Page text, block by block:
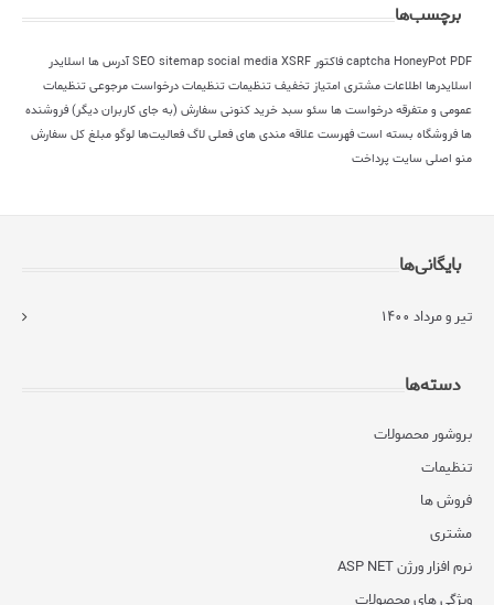
برچسب‌ها
captcha HoneyPot PDF فاکتور SEO sitemapsocial mediaXSRF آدرس ها اسلایدر
اسلایدرها اطلاعات مشتری امتیاز تخفیفتنظیماتتنظیمات درخواست مرجوعیتنظیمات
عمومی و متفرقهدرخواست هاسئوسبد خرید کنونیسفارش (به جای کاربران دیگر)فروشنده
هافروشگاه بسته استفهرست علاقه مندی های فعلیلاگ فعالیت‌هالوگومبلغ کل سفارش
منو اصلی سایتپرداخت
بایگانی‌ها
تیر و مرداد ۱۴۰۰
دسته‌ها
بروشور محصولات
تنظیمات
فروش ها
مشتری
نرم افزار ورژن ASP NET
ویژگی های محصولات